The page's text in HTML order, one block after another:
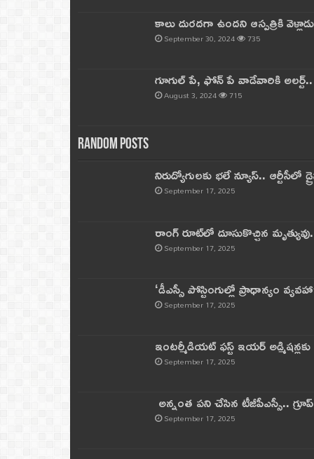
కాలు దురదగా ఉందని ఆస్పత్రికి
September 30, 2024 735
గూగుల్ పే, ఫోన్ పే వాడేవారికి
August 3, 2024 715
Random Posts
నిరుద్యోగులకు భలే న్యూస్.. ఆర్టీసీలో
September 17, 2025
రాంగ్ రూట్‌లో దూసుకొచ్చిన
September 17, 2025
‘డీఎస్సీ పోస్టింగుల్లో ప్రాధాన్యం
September 17, 2025
ఇంటర్మీడియట్ ఫస్ట్‌ ఇయర్‌
September 17, 2025
అన్నంత పని చేసిన టీజీపీఎస్సీ..
September 17, 2025